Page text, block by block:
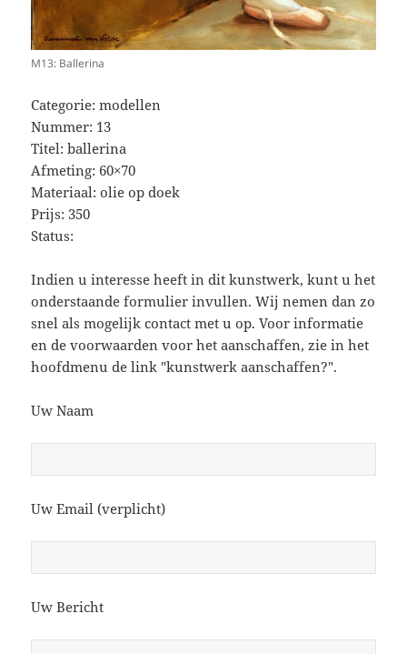
M13: Ballerina
Categorie: modellen
Nummer: 13
Titel: ballerina
Afmeting: 60×70
Materiaal: olie op doek
Prijs: 350
Status:
Indien u interesse heeft in dit kunstwerk, kunt u het
onderstaande formulier invullen. Wij nemen dan zo
snel als mogelijk contact met u op. Voor informatie
en de voorwaarden voor het aanschaffen, zie in het
hoofdmenu de link "kunstwerk aanschaffen?".
Uw Naam
Uw Email (verplicht)
Uw Bericht